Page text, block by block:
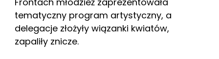
tematyczny program artystyczny, a
delegacje złożyły wiązanki kwiatów,
zapaliły znicze.